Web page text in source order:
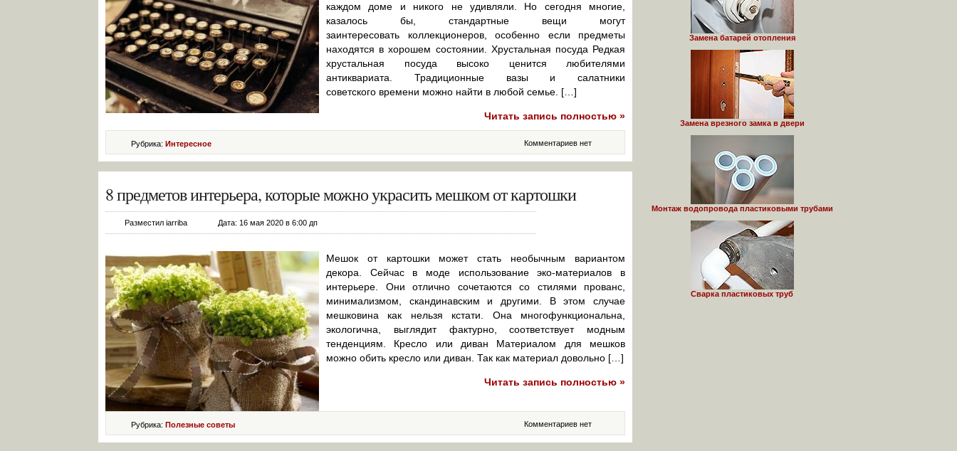
каждом доме и никого не удивляли. Но сегодня многие,
казалось бы, стандартные вещи могут
заинтересовать коллекционеров, особенно если предметы
находятся в хорошем состоянии. Хрустальная посуда Редкая
хрустальная посуда высоко ценится любителями
антиквариата. Традиционные вазы и салатники
советского времени можно найти в любой семье. […]
Читать запись полностью »
Комментариев нет
Рубрика: Интересное
8 предметов интерьера, которые можно украсить мешком от картошки
Разместил iarriba Дата: 16 мая 2020 в 6:00 дп
Мешок от картошки может стать необычным вариантом
декора. Сейчас в моде использование эко-материалов в
интерьере. Они отлично сочетаются со стилями прованс,
минимализмом, скандинавским и другими. В этом случае
мешковина как нельзя кстати. Она многофункциональна,
экологична, выглядит фактурно, соответствует модным
тенденциям. Кресло или диван Материалом для мешков
можно обить кресло или диван. Так как материал довольно […]
Читать запись полностью »
Комментариев нет
Рубрика: Полезные советы
Замена батарей отопления
Замена врезного замка в двери
Монтаж водопровода пластиковыми трубами
Сварка пластиковых труб